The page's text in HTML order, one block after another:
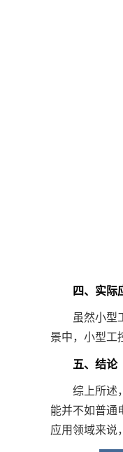
四、实际
虽然小型工
景中，小型工
五、结论
综上所述，
能并不如普通
应用领域来说